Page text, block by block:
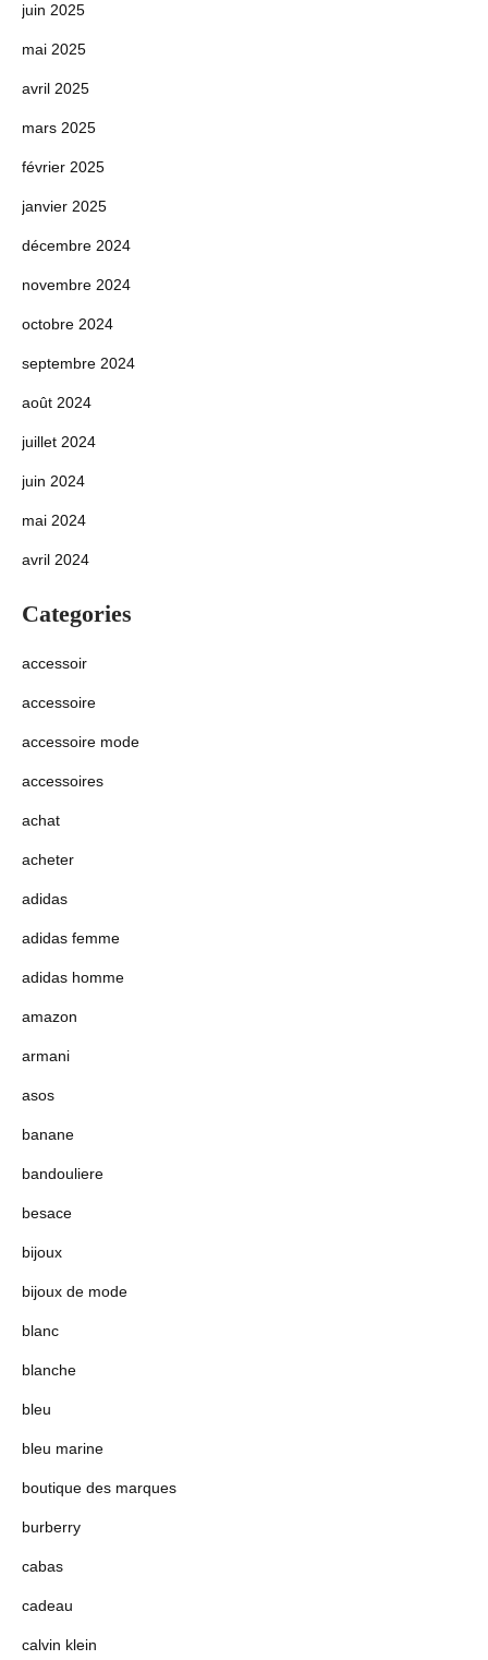
juin 2025
mai 2025
avril 2025
mars 2025
février 2025
janvier 2025
décembre 2024
novembre 2024
octobre 2024
septembre 2024
août 2024
juillet 2024
juin 2024
mai 2024
avril 2024
Categories
accessoir
accessoire
accessoire mode
accessoires
achat
acheter
adidas
adidas femme
adidas homme
amazon
armani
asos
banane
bandouliere
besace
bijoux
bijoux de mode
blanc
blanche
bleu
bleu marine
boutique des marques
burberry
cabas
cadeau
calvin klein